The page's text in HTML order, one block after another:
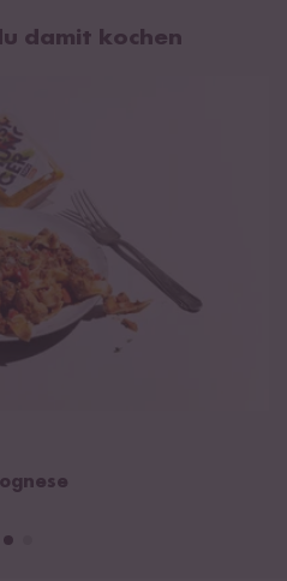
damit kochen